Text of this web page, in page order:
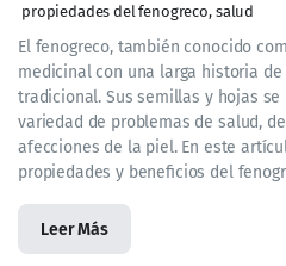
propiedades del fenogreco, salud
El fenogreco, también conocido
medicinal con una larga historia
tradicional. Sus semillas y hojas
variedad de problemas de salud,
afecciones de la piel. En este
propiedades y beneficios del
Leer Más